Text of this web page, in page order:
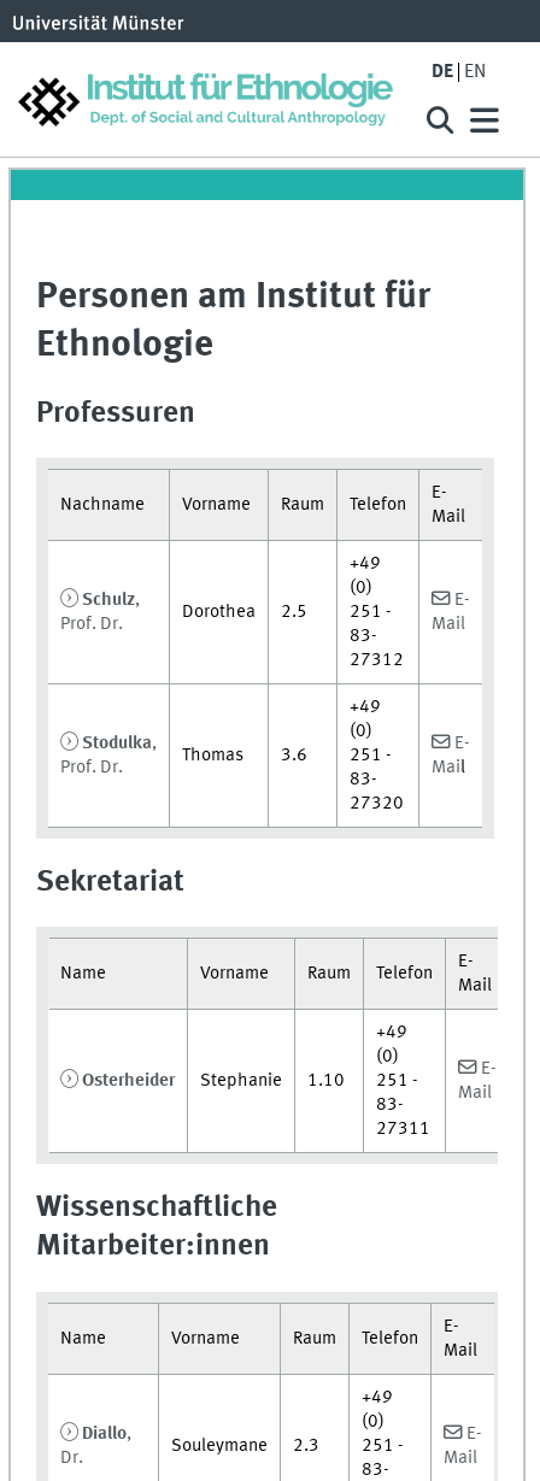
DE EN
Personen am Institut für
Ethnologie
Professuren
Nachname Vorname Raum Telefon
E-
Mail
Schulz,
Prof. Dr.
Dorothea 2.5
+49
(0)
251 -
83-
27312
E-
Mail
Stodulka,
Prof. Dr.
Thomas 3.6
+49
(0)
251 -
83-
27320
E-
Mail
Sekretariat
Name Vorname Raum Telefon
E-
Mail
Osterheider Stephanie 1.10
+49
(0)
251 -
83-
27311
E-
Mail
Wissenschaftliche
Mitarbeiter:innen
Name Vorname Raum Telefon
E-
Mail
Diallo,
Dr.
Souleymane 2.3
+49
(0)
251 -
83-
E-
Mail